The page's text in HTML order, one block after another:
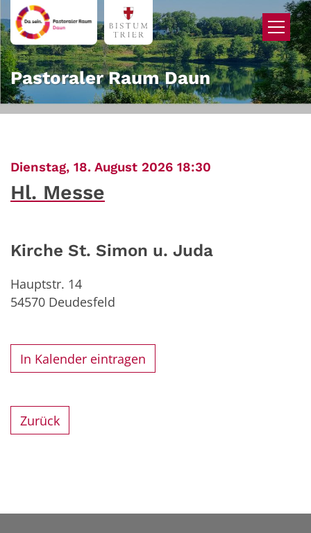
Zum Inhalt springen
Pastoraler Raum Daun
Dienstag, 18. August 2026 18:30
Hl. Messe
Kirche St. Simon u. Juda
Hauptstr. 14
54570 Deudesfeld
In Kalender eintragen
Zurück